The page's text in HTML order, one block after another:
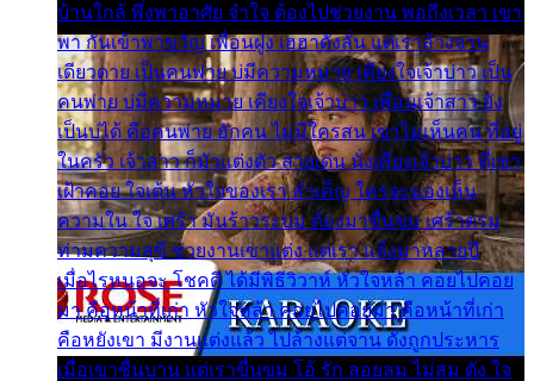
บ้านใกล้ พึ่งพาอาศัย จำใจ ต้องไปช่วยงาน พอถึงเวลา เขา
พา กันเข้าพาขวัญ เพื่อนฝูง เฮฮาดังลั่น แต่เราล้างจาน
เดียวดาย เป็นคนพ่าย บ่มีความหมาย เคียงใจเจ้าบ่าว เป็น
คนพ่าย บ่มีความหมาย เคียงใจเจ้าบ่าว เพื่อนเจ้าสาว ยัง
เป็นบ่ได้ คือคนพ่าย ฮักคน ไม่มีใครสน เขาไม่เห็นคน ที่อยู่
ในครัว เจ้าสาว ก็มัวแต่งตัว สวยเด่น นั่งเคียงเจ้าบ่าว ที่เขา
เฝ้าคอย ใจเต้น หัวใจของเรา ลำเค็ญ ใครจะมองเห็น
ความใน ใจ เศร้า มันร้าวระบม ต้องมาขื่นขม เศร้าตรม
ท่ามความสุขี ช่วยงานเขาแต่ง แต่เรา แล้งมาหลายปี
เมื่อไรหนอจะ โชคดี ได้มีพิธีวิวาห์ หัวใจหล้า คอยไปคอย
มา คือหน้าที่เก่า หัวใจหล้า คอยไปคอยมา คือหน้าที่เก่า
คือหยังเขา มีงานแต่งแล้ว ไปล้างแต่จาน ดั่งถูกประหาร
เมื่อเขาชื่นบาน แต่เราขื่นขม โอ้ รัก ลอยลม ไม่สม ดัง ใจ